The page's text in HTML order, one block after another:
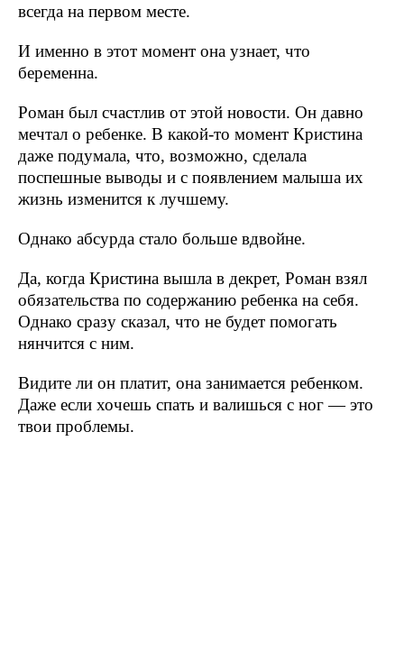
всегда на первом месте.
И именно в этот момент она узнает, что
беременна.
Роман был счастлив от этой новости. Он давно
мечтал о ребенке. В какой-то момент Кристина
даже подумала, что, возможно, сделала
поспешные выводы и с появлением малыша их
жизнь изменится к лучшему.
Однако абсурда стало больше вдвойне.
Да, когда Кристина вышла в декрет, Роман взял
обязательства по содержанию ребенка на себя.
Однако сразу сказал, что не будет помогать
нянчится с ним.
Видите ли он платит, она занимается ребенком.
Даже если хочешь спать и валишься с ног — это
твои проблемы.